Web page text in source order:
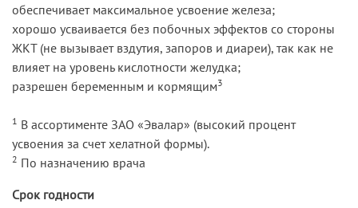
обеспечивает максимальное усвоение железа;
хорошо усваивается без побочных эффектов со стороны
ЖКТ (не вызывает вздутия, запоров и диареи), так как не
влияет на уровень кислотности желудка;
разрешен беременным и кормящим3
1 В ассортименте ЗАО «Эвалар» (высокий процент
усвоения за счет хелатной формы).
2 По назначению врача
Срок годности